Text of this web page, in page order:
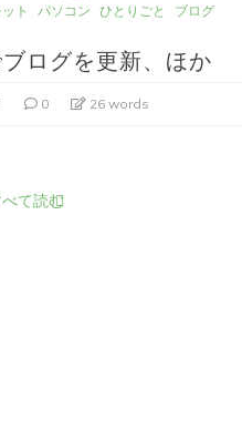
ト パソコン ひとりごと ブログ
ログを更新、ほか
0 26 words
て読む